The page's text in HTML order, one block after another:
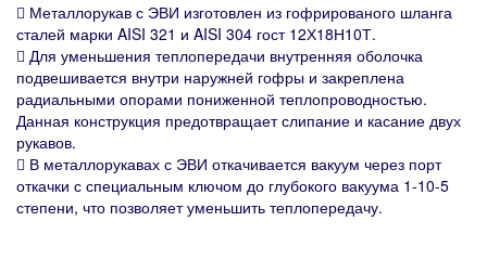
 Металлорукав с ЭВИ изготовлен из гофрированого шланга
сталей марки AISI 321 и AISI 304 гост 12Х18Н10Т.
 Для уменьшения теплопередачи внутренняя оболочка
подвешивается внутри наружней гофры и закреплена
радиальными опорами пониженной теплопроводностью.
Данная конструкция предотвращает слипание и касание двух
рукавов.
 В металлорукавах с ЭВИ откачивается вакуум через порт
откачки с специальным ключом до глубокого вакуума 1-10-5
степени, что позволяет уменьшить теплопередачу.